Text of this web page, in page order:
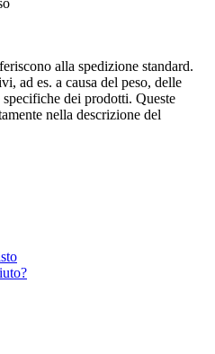
alla spedizione standard.
ad es. a causa del peso, delle
dei prodotti. Queste
nella descrizione del